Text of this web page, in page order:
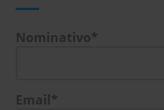
Nominativo*
Email*